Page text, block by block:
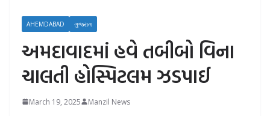
AHEMDABAD ગુજરાત
અમદાવાદમાં હવે તબીબો વિના
ચાલતી હોસ્પિટલમ ઝડપાઈ
March 19, 2025 Manzil News